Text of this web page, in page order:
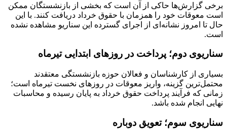
برخی گزارش‌ها حاکی از آن است که بخشی از بازنشستگان ممکن
است معوقات خود را همزمان با حقوق خرداد دریافت کنند. با این
حال تا امروز نشانه‌ای از اجرای گسترده این سناریو مشاهده نشده
است.
سناریوی دوم؛ پرداخت در روزهای ابتدایی تیرماه
بسیاری از کارشناسان و فعالان حوزه بازنشستگی معتقدند
محتمل‌ترین گزینه، واریز معوقات در روزهای نخست تیرماه است؛
زمانی که فرآیند پرداخت حقوق خرداد به پایان رسیده و محاسبات
نهایی انجام شده باشد.
سناریوی سوم؛ تعویق دوباره